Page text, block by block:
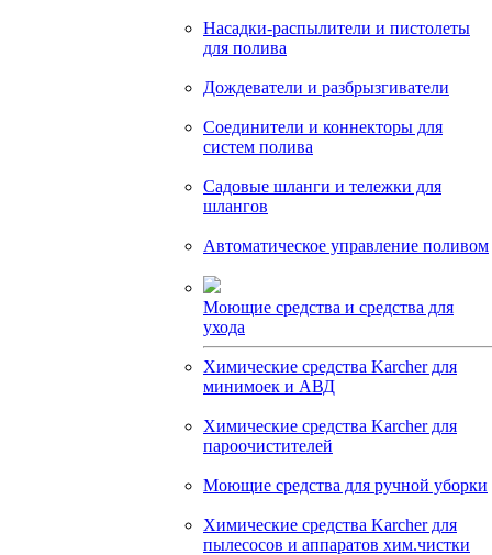
Насадки-распылители и пистолеты
для полива
Дождеватели и разбрызгиватели
Соединители и коннекторы для
систем полива
Садовые шланги и тележки для
шлангов
Автоматическое управление поливом
Моющие средства и средства для
ухода
Химические средства Karcher для
минимоек и АВД
Химические средства Karcher для
пароочистителей
Моющие средства для ручной уборки
Химические средства Karcher для
пылесосов и аппаратов хим.чистки